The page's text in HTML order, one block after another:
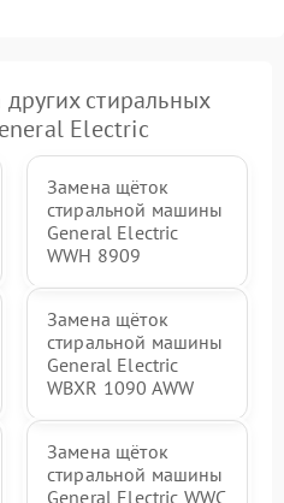
стиральных
Electric
Замена щёток
стиральной машины
General Electric
WWH 8909
Замена щёток
стиральной машины
General Electric
WBXR 1090 AWW
Замена щёток
стиральной машины
General Electric WWC